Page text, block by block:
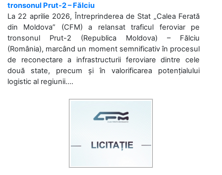
tronsonul Prut-2 – Fălciu
La 22 aprilie 2026, Întreprinderea de Stat „Calea Ferată
din Moldova” (CFM) a relansat traficul feroviar pe
tronsonul Prut-2 (Republica Moldova) – Fălciu
(România), marcând un moment semnificativ în procesul
de reconectare a infrastructurii feroviare dintre cele
două state, precum și în valorificarea potențialului
logistic al regiunii....